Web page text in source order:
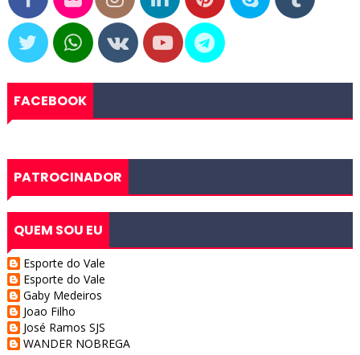
FACEBOOK
PATROCINADOR
QUEM SOU EU
Esporte do Vale
Esporte do Vale
Gaby Medeiros
Joao Filho
José Ramos SJS
WANDER NOBREGA